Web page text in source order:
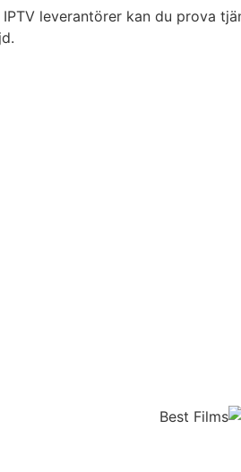
leverantörer kan du prova